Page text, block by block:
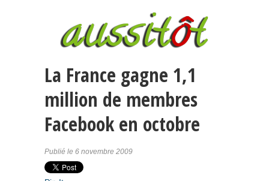
La France gagne 1,1
million de membres
Facebook en octobre
Publié le 6 novembre 2009